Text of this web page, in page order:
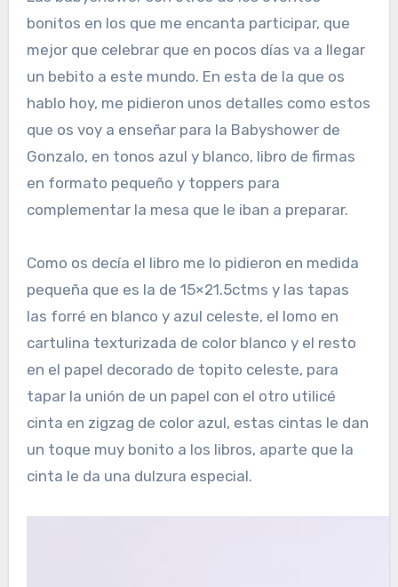
bonitos en los que me encanta participar, que
mejor que celebrar que en pocos días va a llegar
un bebito a este mundo. En esta de la que os
hablo hoy, me pidieron unos detalles como estos
que os voy a enseñar para la Babyshower de
Gonzalo, en tonos azul y blanco, libro de firmas
en formato pequeño y toppers para
complementar la mesa que le iban a preparar.
Como os decía el libro me lo pidieron en medida
pequeña que es la de 15×21.5ctms y las tapas
las forré en blanco y azul celeste, el lomo en
cartulina texturizada de color blanco y el resto
en el papel decorado de topito celeste, para
tapar la unión de un papel con el otro utilicé
cinta en zigzag de color azul, estas cintas le dan
un toque muy bonito a los libros, aparte que la
cinta le da una dulzura especial.